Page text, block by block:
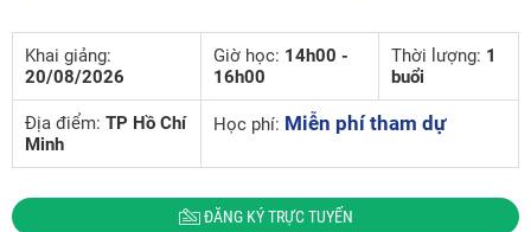
Khai giảng:
20/08/2026
Giờ học: 14h00 -
16h00
Thời lượng: 1
buổi
Địa điểm: TP Hồ Chí
Minh
Học phí: Miễn phí tham dự
ĐĂNG KÝ TRỰC TUYẾN